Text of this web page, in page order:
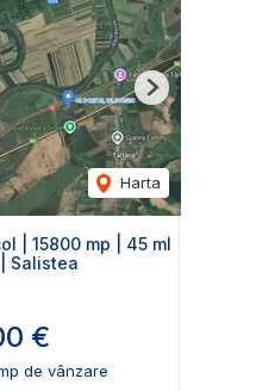
Harta
Next
| 15800 mp | 45 ml
Salistea
€
de vânzare